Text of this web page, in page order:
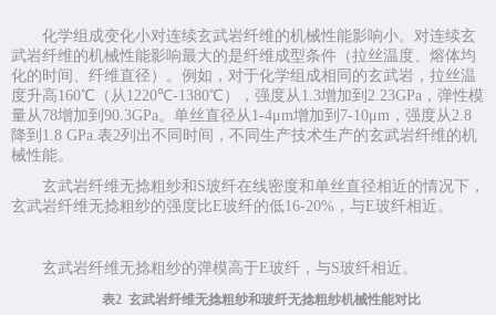
化学组成变化小对连续玄武岩纤维的机械性能影响小。对连续玄
武岩纤维的机械性能影响最大的是纤维成型条件（拉丝温度、熔体均
化的时间、纤维直径）。例如，对于化学组成相同的玄武岩，拉丝温
度升高160℃ （从1220℃-1380℃ ），强度从1.3增加到 2.23GPa ，弹性模
量从78增加到 90.3GPa。单丝直径从1-4μm增加到 7-10μm ，强度从2.8
降到 1.8 GPa.表2列出不同时间，不同生产技术生产的玄武岩纤维的机
械性能。
玄武岩纤维无捻粗纱和 S玻纤在线密度和单丝直径相近的情况下，
玄武岩纤维无捻粗纱的强度比E玻纤的低16-20% ，与E玻纤相近。
玄武岩纤维无捻粗纱的弹模高于E玻纤，与S玻纤相近。
表2 玄武岩纤维无捻粗纱和玻纤无捻粗纱机械性能对比